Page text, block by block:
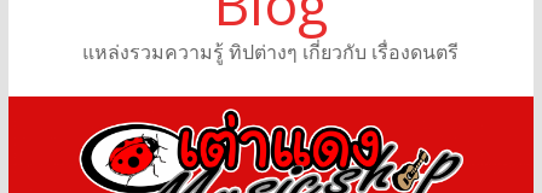
แหล่งรวมความรู้ ทิปต่างๆ เกี่ยวกับ เรื่องดนตรี